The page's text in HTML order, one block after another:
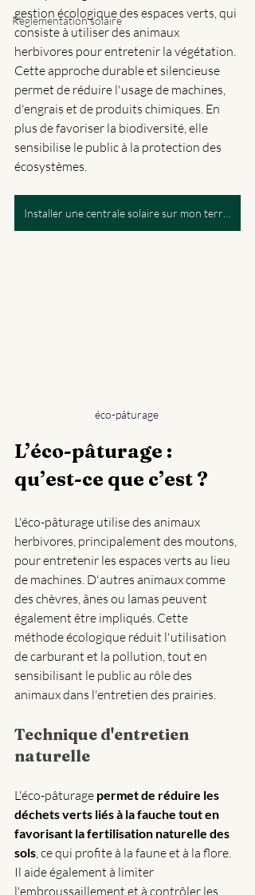
Réglementation solaire
gestion écologique des espaces verts, qui
consiste à utiliser des animaux
herbivores pour entretenir la végétation.
Cette approche durable et silencieuse
permet de réduire l'usage de machines,
d'engrais et de produits chimiques. En
plus de favoriser la biodiversité, elle
sensibilise le public à la protection des
écosystèmes.
éco-pâturage
L’éco-pâturage :
qu’est-ce que c’est ?
L'éco-pâturage utilise des animaux
herbivores, principalement des moutons,
pour entretenir les espaces verts au lieu
de machines. D'autres animaux comme
des chèvres, ânes ou lamas peuvent
également être impliqués. Cette
méthode écologique réduit l'utilisation
de carburant et la pollution, tout en
sensibilisant le public au rôle des
animaux dans l'entretien des prairies.
Technique d'entretien
naturelle
L'éco-pâturage permet de réduire les
déchets verts liés à la fauche tout en
favorisant la fertilisation naturelle des
sols , ce qui profite à la faune et à la flore.
Il aide également à limiter
l'embroussaillement et à contrôler les